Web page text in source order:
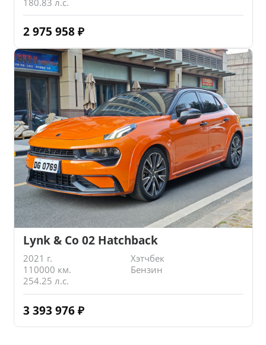
2 975 958 ₽
Lynk & Co 02 Hatchback
2021 г.
Хэтчбек
110000 км.
Бензин
254.25 л.с.
3 393 976 ₽